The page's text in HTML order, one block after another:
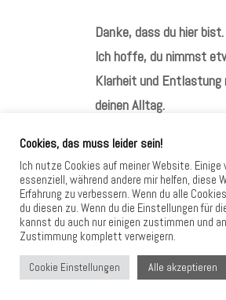
Danke, dass du hier bist.
Ich hoffe, du nimmst
Klarheit und Entlastung
deinen Alltag.
HIER FINDEST DU MICH
Cookies, das muss leider sein!
Ich nutze Cookies auf meiner Website. Einige
essenziell, während andere mir helfen, diese
Erfahrung zu verbessern. Wenn du alle
du diesen zu. Wenn du die Einstellungen für
kannst du auch nur einigen zustimmen und
Zustimmung komplett verweigern.
Cookie Einstellungen Alle akzeptieren